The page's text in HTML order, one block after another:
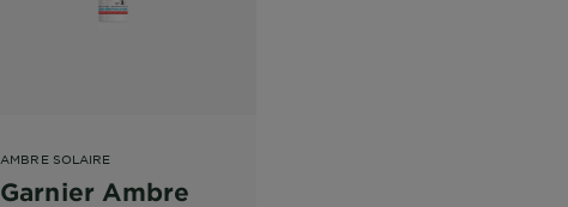
AMBRE SOLAIRE
Garnier Ambre